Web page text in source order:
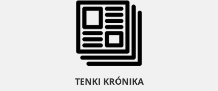
TENKI KRÓNIKA